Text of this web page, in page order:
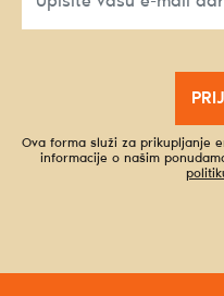
Ova forma služi za prikupljanje
informacije o našim